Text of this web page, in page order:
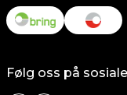
Følg oss på